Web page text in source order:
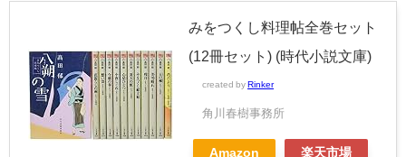
みをつくし料理帖全巻セット
(12冊セット) (時代小説文庫)
created by Rinker
角川春樹事務所
Amazon 楽天市場